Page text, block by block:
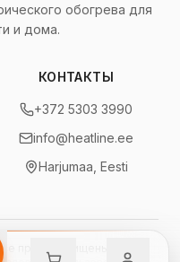
обогрева для
и дома.
КОНТАКТЫ
+372 5303 3990
info@heatline.ee
Harjumaa, Eesti
Все права защищены.